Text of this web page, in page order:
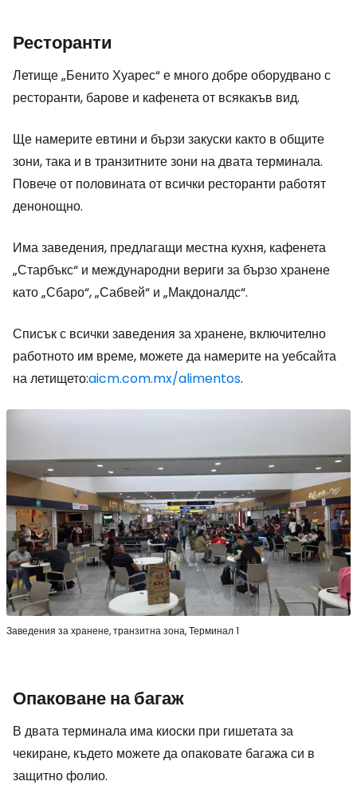
Ресторанти
Летище „Бенито Хуарес“ е много добре оборудвано с
ресторанти, барове и кафенета от всякакъв вид.
Ще намерите евтини и бързи закуски както в общите
зони, така и в транзитните зони на двата терминала.
Повече от половината от всички ресторанти работят
денонощно.
Има заведения, предлагащи местна кухня, кафенета
„Старбъкс“ и международни вериги за бързо хранене
като „Сбаро“, „Сабвей“ и „Макдоналдс“.
Списък с всички заведения за хранене, включително
работното им време, можете да намерите на уебсайта
на летището:aicm.com.mx/alimentos.
Заведения за хранене, транзитна зона, Терминал 1
Опаковане на багаж
В двата терминала има киоски при гишетата за
чекиране, където можете да опаковате багажа си в
защитно фолио.